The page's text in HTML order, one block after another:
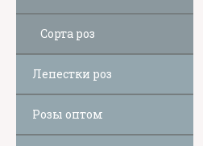
Сорта роз
Лепестки роз
Розы оптом